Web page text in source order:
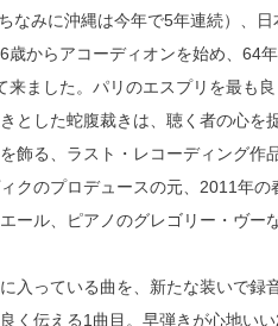
なみに沖縄は今年で5年連続）、
歳からアコーディオンを始め、64
ました。パリのエスプリを最も
とした蛇腹裁きは、聴く者の心を
飾る、ラスト・レコーディング作品
クのプロデュースの元、2011年
ール、ピアノのグレゴリー・ヴー
入っている曲を、新たな装いで録
く伝える1曲目。早弾きが心地い